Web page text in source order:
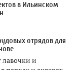
в Ильинском
отрядов для
лавочки и